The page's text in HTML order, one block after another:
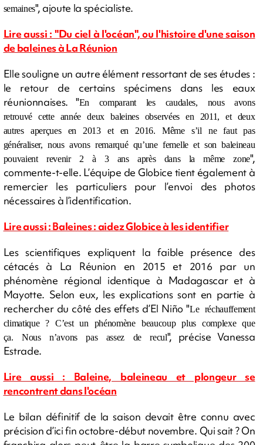
semaines", ajoute la spécialiste.
Lire aussi : "Du ciel à l'océan", ou l'histoire d'une saison
de baleines à La Réunion
Elle souligne un autre élément ressortant de ses études :
le retour de certains spécimens dans les eaux
réunionnaises. "En comparant les caudales, nous avons
retrouvé cette année deux baleines observées en 2011, et deux
autres aperçues en 2013 et en 2016. Même s’il ne faut pas
généraliser, nous avons remarqué qu’une femelle et son baleineau
pouvaient revenir 2 à 3 ans après dans la même zone",
commente-t-elle. L’équipe de Globice tient également à
remercier les particuliers pour l’envoi des photos
nécessaires à l’identification.
Lire aussi : Baleines : aidez Globice à les identifier
Les scientifiques expliquent la faible présence des
cétacés à La Réunion en 2015 et 2016 par un
phénomène régional identique à Madagascar et à
Mayotte. Selon eux, les explications sont en partie à
rechercher du côté des effets d’El Niño "Le réchauffement
climatique ? C’est un phénomène beaucoup plus complexe que
ça. Nous n’avons pas assez de recul", précise Vanessa
Estrade.
Lire aussi : Baleine, baleineau et plongeur se
rencontrent dans l'océan
Le bilan définitif de la saison devait être connu avec
précision d’ici fin octobre-début novembre. Qui sait ? On